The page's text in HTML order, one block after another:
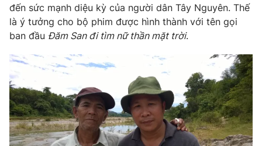
đến sức mạnh diệu kỳ của người dân Tây Nguyên. Thế
là ý tưởng cho bộ phim được hình thành với tên gọi
ban đầu Đăm San đi tìm nữ thần mặt trời.